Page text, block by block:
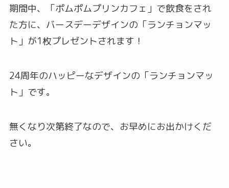
期間中、「ポムポムプリンカフェ」で飲食をされ
た方に、バースデーデザインの「ランチョンマッ
ト」が1枚プレゼントされます！
24周年のハッピーなデザインの「ランチョンマッ
ト」です。
無くなり次第終了なので、お早めにお出かけくだ
さい。